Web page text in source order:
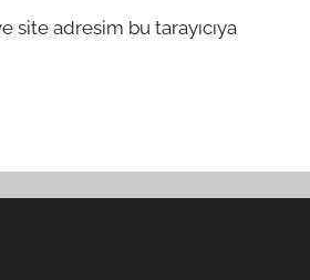
site adresim bu tarayıcıya